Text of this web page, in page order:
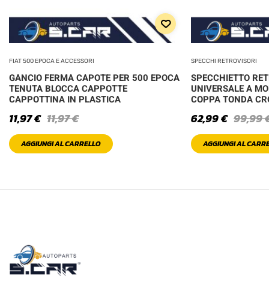
FIAT 500 EPOCA E ACCESSORI
GANCIO FERMA CAPOTE PER 500 EPOCA
TENUTA BLOCCA CAPPOTTE
CAPPOTTINA IN PLASTICA
11,97€
11,97€
AGGIUNGI AL CARRELLO
SPECCHI RETROVISORI
SPECCHIETTO
UNIVERSALE A
COPPA TONDA
99,99
62,99€
AGGIUNGI AL